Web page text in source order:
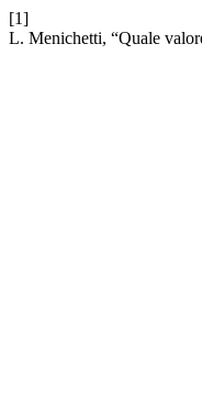
[1]
L. Menichetti, “Quale